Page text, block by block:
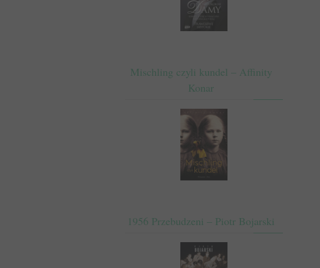
Mischling czyli kundel – Affinity
Konar
1956 Przebudzeni – Piotr Bojarski